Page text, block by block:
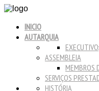
INICIO
AUTARQUIA
EXECUTIVO
ASSEMBLEIA
MEMBROS
SERVIÇOS
HISTÓRIA